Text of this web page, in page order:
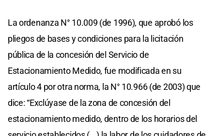
La ordenanza N° 10.009 (de 1996), que aprobó los
pliegos de bases y condiciones para la licitación
pública de la concesión del Servicio de
Estacionamiento Medido, fue modificada en su
artículo 4 por otra norma, la N° 10.966 (de 2003) que
dice: “Exclúyase de la zona de concesión del
estacionamiento medido, dentro de los horarios del